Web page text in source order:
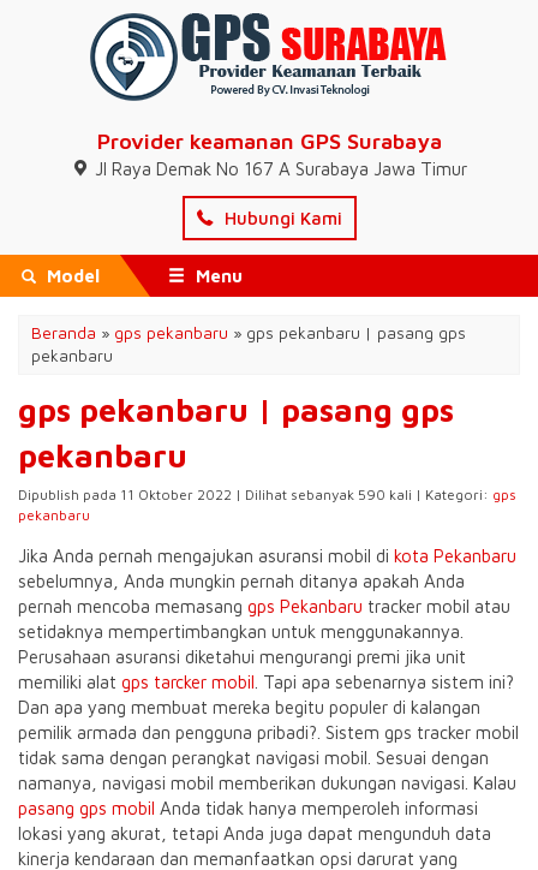
Provider keamanan GPS Surabaya
Jl Raya Demak No 167 A Surabaya Jawa Timur
Hubungi Kami
Model Menu
Beranda » gps pekanbaru » gps pekanbaru | pasang gps
pekanbaru
gps pekanbaru | pasang gps
pekanbaru
Dipublish pada 11 Oktober 2022 | Dilihat sebanyak 590 kali | Kategori: gps
pekanbaru
Jika Anda pernah mengajukan asuransi mobil di kota Pekanbaru
sebelumnya, Anda mungkin pernah ditanya apakah Anda
pernah mencoba memasang gps Pekanbaru tracker mobil atau
setidaknya mempertimbangkan untuk menggunakannya.
Perusahaan asuransi diketahui mengurangi premi jika unit
memiliki alat gps tarcker mobil . Tapi apa sebenarnya sistem ini?
Dan apa yang membuat mereka begitu populer di kalangan
pemilik armada dan pengguna pribadi?. Sistem gps tracker mobil
tidak sama dengan perangkat navigasi mobil. Sesuai dengan
namanya, navigasi mobil memberikan dukungan navigasi. Kalau
pasang gps mobil Anda tidak hanya memperoleh informasi
lokasi yang akurat, tetapi Anda juga dapat mengunduh data
kinerja kendaraan dan memanfaatkan opsi darurat yang